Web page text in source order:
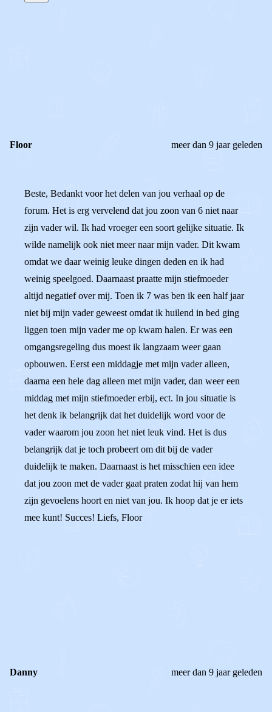
Floor meer dan 9 jaar geleden
Beste, Bedankt voor het delen van jou verhaal op de
forum. Het is erg vervelend dat jou zoon van 6 niet naar
zijn vader wil. Ik had vroeger een soort gelijke situatie. Ik
wilde namelijk ook niet meer naar mijn vader. Dit kwam
omdat we daar weinig leuke dingen deden en ik had
weinig speelgoed. Daarnaast praatte mijn stiefmoeder
altijd negatief over mij. Toen ik 7 was ben ik een half jaar
niet bij mijn vader geweest omdat ik huilend in bed ging
liggen toen mijn vader me op kwam halen. Er was een
omgangsregeling dus moest ik langzaam weer gaan
opbouwen. Eerst een middagje met mijn vader alleen,
daarna een hele dag alleen met mijn vader, dan weer een
middag met mijn stiefmoeder erbij, ect. In jou situatie is
het denk ik belangrijk dat het duidelijk word voor de
vader waarom jou zoon het niet leuk vind. Het is dus
belangrijk dat je toch probeert om dit bij de vader
duidelijk te maken. Daarnaast is het misschien een idee
dat jou zoon met de vader gaat praten zodat hij van hem
zijn gevoelens hoort en niet van jou. Ik hoop dat je er iets
mee kunt! Succes! Liefs, Floor
Danny meer dan 9 jaar geleden